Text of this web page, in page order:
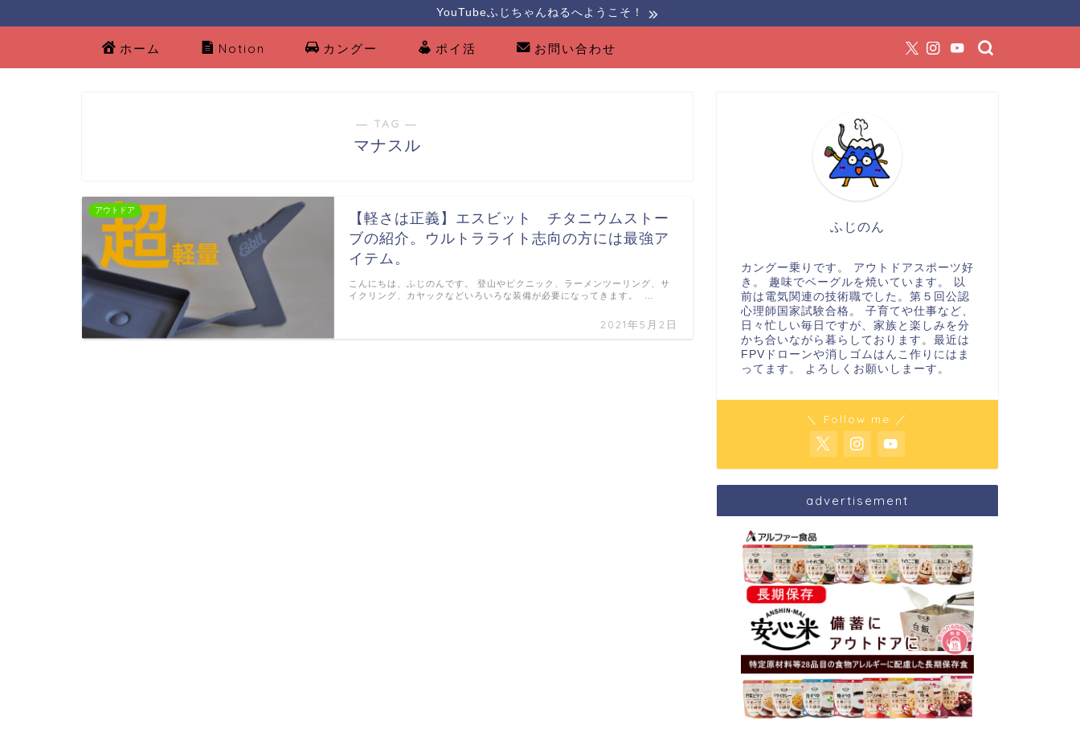
YouTubeふじちゃんねるへようこそ！
ホーム Notion カングー ポイ活 お問い合わせ
― TAG ―
マナスル
アウトドア
【軽さは正義】エスビット チタニウムストー
ブの紹介。ウルトラライト志向の方には最強ア
イテム。
2021年5月2日
こんにちは、ふじのんです。 登山やピクニック、ラーメンツーリング、サ
イクリング、カヤックなどいろいろな装備が必要になってきます。 …
ふじのん
カングー乗りです。 アウトドアスポーツ好
き。 趣味でベーグルを焼いています。 以
前は電気関連の技術職でした。第５回公認
心理師国家試験合格。 子育てや仕事など、
日々忙しい毎日ですが、家族と楽しみを分
かち合いながら暮らしております。最近は
FPVドローンや消しゴムはんこ作りにはま
ってます。 よろしくお願いしまーす。
＼ Follow me ／
advertisement